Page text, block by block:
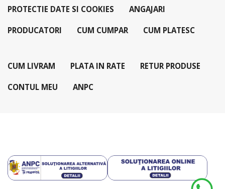
PROTECTIE DATE SI COOKIES ANGAJARI
PRODUCATORI CUM CUMPAR CUM PLATESC
CUM LIVRAM PLATA IN RATE RETUR PRODUSE
CONTUL MEU ANPC